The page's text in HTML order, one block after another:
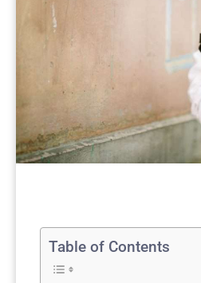
Table of Contents